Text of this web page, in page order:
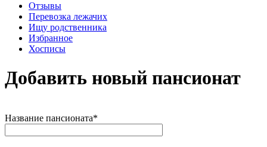
Отзывы
Перевозка лежачих
Ищу родственника
Избранное
Хосписы
Добавить новый пансионат
Название пансионата*